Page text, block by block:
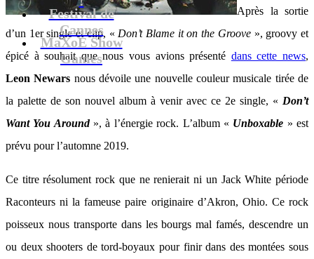
Festival de
Cannes
MaXoE Show
Games
Après la sortie
d’un 1er single et clip, « Don’t Blame it on the Groove», groovy et
épicé à souhait que nous vous avions présenté dans cette news,
Leon Newars nous dévoile une nouvelle couleur musicale tirée de
la palette de son nouvel album à venir avec ce 2e single, « Don’t
Want You Around», à l’énergie rock. L’album « Unboxable » est
prévu pour l’automne 2019.
Ce titre résolument rock que ne renierait ni un Jack White période
Raconteurs ni la fameuse paire originaire d’Akron, Ohio. Ce rock
poisseux nous transporte dans les bourgs mal famés, descendre un
ou deux shooters de tord-boyaux pour finir dans des montées sous